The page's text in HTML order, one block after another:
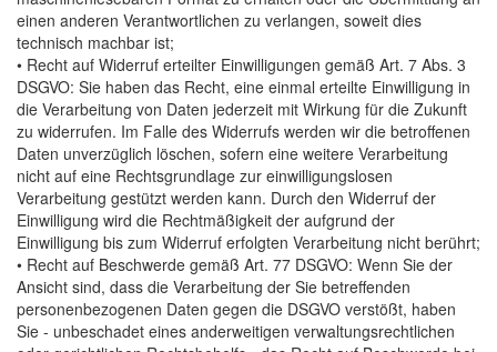
einen anderen Verantwortlichen zu verlangen, soweit dies
technisch machbar ist;
• Recht auf Widerruf erteilter Einwilligungen gemäß Art. 7 Abs. 3
DSGVO: Sie haben das Recht, eine einmal erteilte Einwilligung in
die Verarbeitung von Daten jederzeit mit Wirkung für die Zukunft
zu widerrufen. Im Falle des Widerrufs werden wir die betroffenen
Daten unverzüglich löschen, sofern eine weitere Verarbeitung
nicht auf eine Rechtsgrundlage zur einwilligungslosen
Verarbeitung gestützt werden kann. Durch den Widerruf der
Einwilligung wird die Rechtmäßigkeit der aufgrund der
Einwilligung bis zum Widerruf erfolgten Verarbeitung nicht berührt;
• Recht auf Beschwerde gemäß Art. 77 DSGVO: Wenn Sie der
Ansicht sind, dass die Verarbeitung der Sie betreffenden
personenbezogenen Daten gegen die DSGVO verstößt, haben
Sie - unbeschadet eines anderweitigen verwaltungsrechtlichen